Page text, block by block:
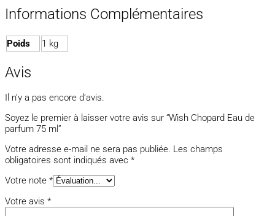
Informations Complémentaires
Poids 1 kg
Avis
Il n’y a pas encore d’avis.
Soyez le premier à laisser votre avis sur “Wish Chopard Eau de
parfum 75 ml”
Votre adresse e-mail ne sera pas publiée. Les champs
obligatoires sont indiqués avec *
Votre note *
Votre avis *